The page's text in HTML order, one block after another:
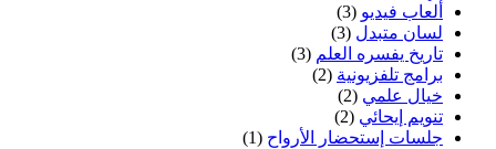
ألعاب فيديو (3)
لسان متبدل (3)
تاريخ يفسره العلم (3)
برامج تلفزيونية (2)
خيال علمي (2)
تنويم إيحائي (2)
جلسات إستحضار الأرواح (1)